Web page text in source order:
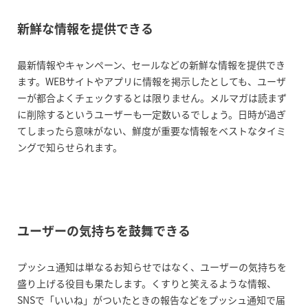
新鮮な情報を提供できる
最新情報やキャンペーン、セールなどの新鮮な情報を提供でき
ます。WEBサイトやアプリに情報を掲示したとしても、ユーザ
ーが都合よくチェックするとは限りません。メルマガは読まず
に削除するというユーザーも一定数いるでしょう。日時が過ぎ
てしまったら意味がない、鮮度が重要な情報をベストなタイミ
ングで知らせられます。
ユーザーの気持ちを鼓舞できる
プッシュ通知は単なるお知らせではなく、ユーザーの気持ちを
盛り上げる役目も果たします。くすりと笑えるような情報、
SNSで「いいね」がついたときの報告などをプッシュ通知で届